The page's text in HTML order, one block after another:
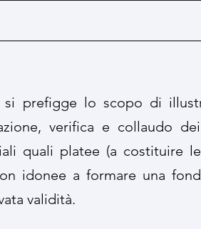
si prefigge lo scopo di
verifica e collaudo
quali platee (a costituire
idonee a formare una
validità.